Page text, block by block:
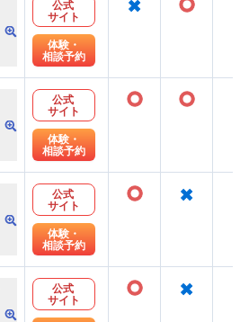
公式
サイト
体験・
相談予約
× ○
公式
サイト
体験・
相談予約
○ ○
公式
サイト
体験・
相談予約
○ ×
公式
サイト
○ ×